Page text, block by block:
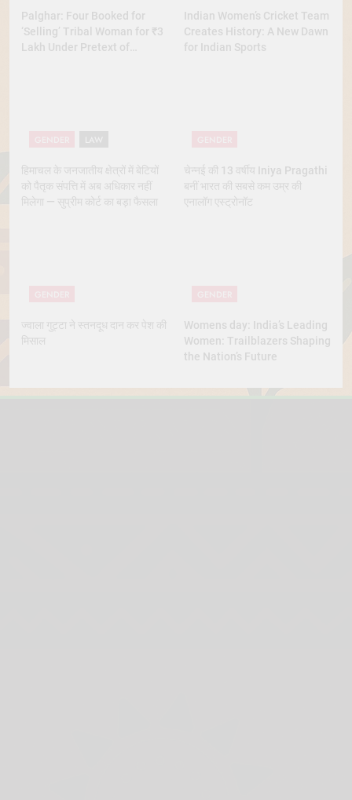
Palghar: Four Booked for
‘Selling’ Tribal Woman for ₹3
Lakh Under Pretext of
Indian Women’s Cricket Team
Creates History: A New Dawn
for Indian Sports
हिमाचल के जनजातीय क्षेत्रों में बेटियों
को पैतृक संपत्ति में अब अधिकार नहीं
मिलेगा — सुप्रीम कोर्ट का बड़ा फैसला
चेन्नई की 13 वर्षीय Iniya Pragathi
बनीं भारत की सबसे कम उम्र की
एनालॉग एस्ट्रोनॉट
ज्वाला गुट्टा ने स्तनदूध दान कर पेश की
मिसाल
Womens day: India’s Leading
Women: Trailblazers Shaping
the Nation’s Future